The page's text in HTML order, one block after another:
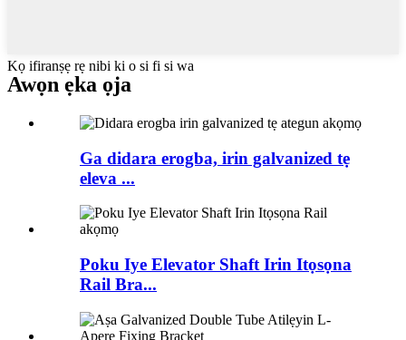
Kọ ifiranṣẹ rẹ nibi ki o si fi si wa
Awọn ẹka ọja
Ga didara erogba, irin galvanized tẹ
eleva ...
Poku Iye Elevator Shaft Irin Itọsọna
Rail Bra...